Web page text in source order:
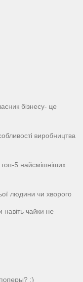
бізнесу- це
виробництва
5 найсмішніших
людини чи хворого
чайки не
:)